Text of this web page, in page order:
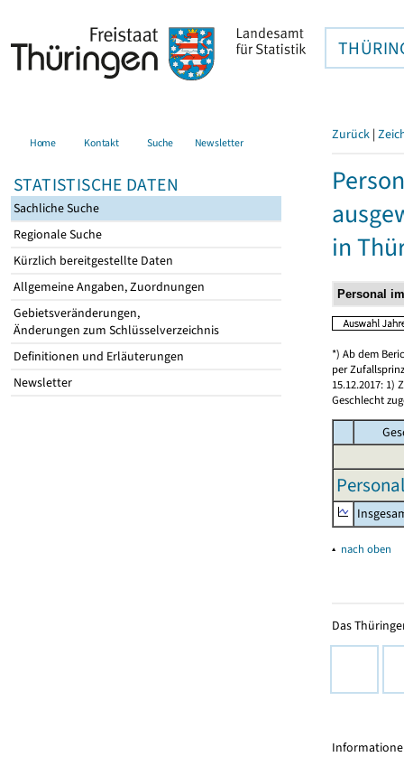
Home Kontakt Suche Newsletter
STATISTISCHE DATEN
Sachliche Suche
Regionale Suche
Kürzlich bereitgestellte Daten
Allgemeine Angaben, Zuordnungen
Gebietsveränderungen,
Änderungen zum Schlüsselverzeichnis
Definitionen und Erläuterungen
Newsletter
Zurück |
in
*) Ab dem
per
15.12.2017: 1)
Geschlecht
▴ nach oben
Das